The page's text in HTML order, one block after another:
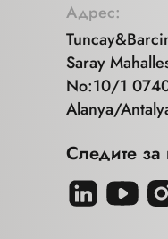
Следите за
Адрес:
Saray
No:10/1
Alanya/